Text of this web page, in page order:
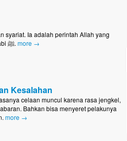
syariat. Ia adalah perintah Allah yang
ditegaskan dalam banyak ayat dan hadis Nabi ﷺ. more →
Kesalahan
celaan muncul karena rasa jengkel,
Bahkan bisa menyeret pelakunya
more →